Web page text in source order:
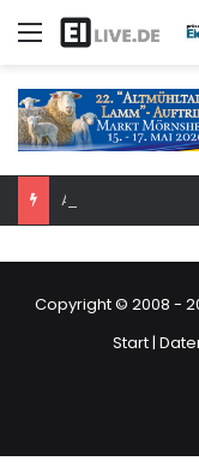
Menü
Copyright © 2008 -
Start|